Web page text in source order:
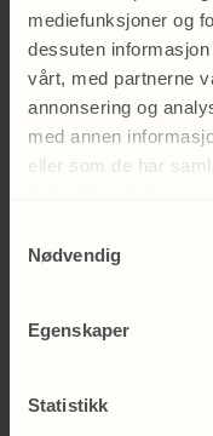
mediefunksjoner og
dessuten
vårt, med partnerne
annonsering og
med annen
eller som de har
Nødvendig
Egenskaper
Statistikk